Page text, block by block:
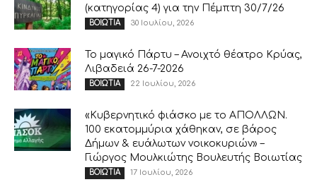
(κατηγορίας 4) για την Πέμπτη 30/7/26
ΒΟΙΩΤΙΑ 30 Ιουλίου, 2026
Το μαγικό Πάρτυ – Ανοιχτό θέατρο Κρύας,
Λιβαδειά 26-7-2026
ΒΟΙΩΤΙΑ 22 Ιουλίου, 2026
«Κυβερνητικό φιάσκο με το ΑΠΟΛΛΩΝ.
100 εκατομμύρια χάθηκαν, σε βάρος
Δήμων & ευάλωτων νοικοκυριών» –
Γιώργος Μουλκιώτης Βουλευτής Βοιωτίας
ΒΟΙΩΤΙΑ 17 Ιουλίου, 2026